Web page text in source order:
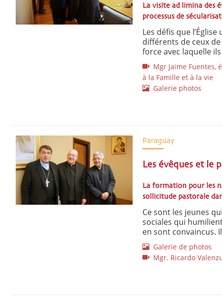
La visite ad limina des
processus de
Les défis que
différents de ceux
force avec laquelle
Mgr Jaime Fuentes,
à la Famille et à la vie
Galerie photos
Paraguay
Les évêques et le
La formation pour les
sollicitude pastorale
Ce sont les jeunes
sociales qui
en sont convaincus.
Galerie de photos
Mgr. Ricardo